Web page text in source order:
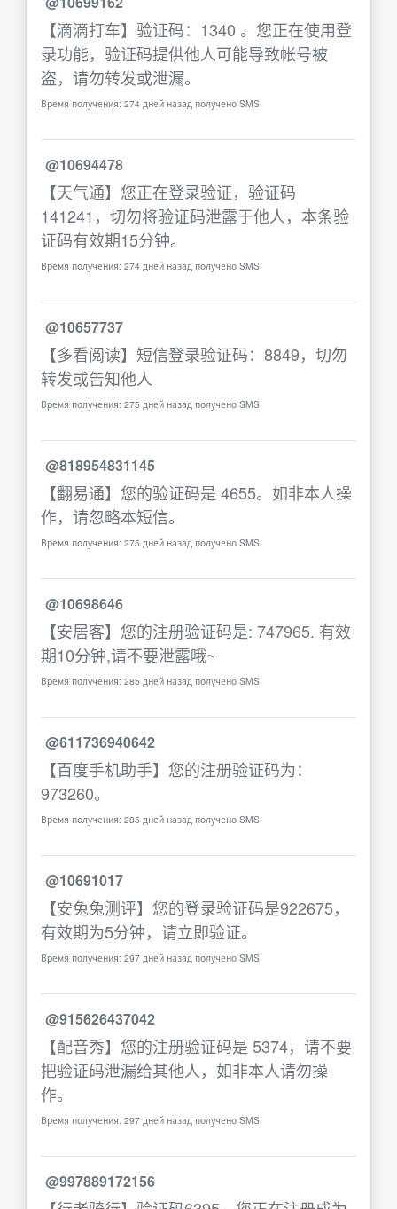
【滴滴打车】验证码：1340 。您正在使用登
录功能，验证码提供他人可能导致帐号被
盗，请勿转发或泄漏。
Время получения: 274 дней назад получено SMS
@10694478
【天气通】您正在登录验证，验证码
141241，切勿将验证码泄露于他人，本条验
证码有效期15分钟。
Время получения: 274 дней назад получено SMS
@10657737
【多看阅读】短信登录验证码：8849，切勿
转发或告知他人
Время получения: 275 дней назад получено SMS
@818954831145
【翻易通】您的验证码是 4655。如非本人操
作，请忽略本短信。
Время получения: 275 дней назад получено SMS
@10698646
【安居客】您的注册验证码是: 747965. 有效
期10分钟,请不要泄露哦~
Время получения: 285 дней назад получено SMS
@611736940642
【百度手机助手】您的注册验证码为：
973260。
Время получения: 285 дней назад получено SMS
@10691017
【安兔兔测评】您的登录验证码是922675，
有效期为5分钟，请立即验证。
Время получения: 297 дней назад получено SMS
@915626437042
【配音秀】您的注册验证码是 5374，请不要
把验证码泄漏给其他人，如非本人请勿操
作。
Время получения: 297 дней назад получено SMS
@997889172156